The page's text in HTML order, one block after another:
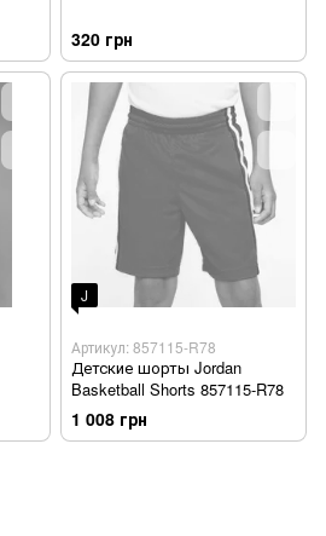
320 грн
J
Артикул: 857115-R78
Детские шорты Jordan
Basketball Shorts 857115-R78
1 008 грн